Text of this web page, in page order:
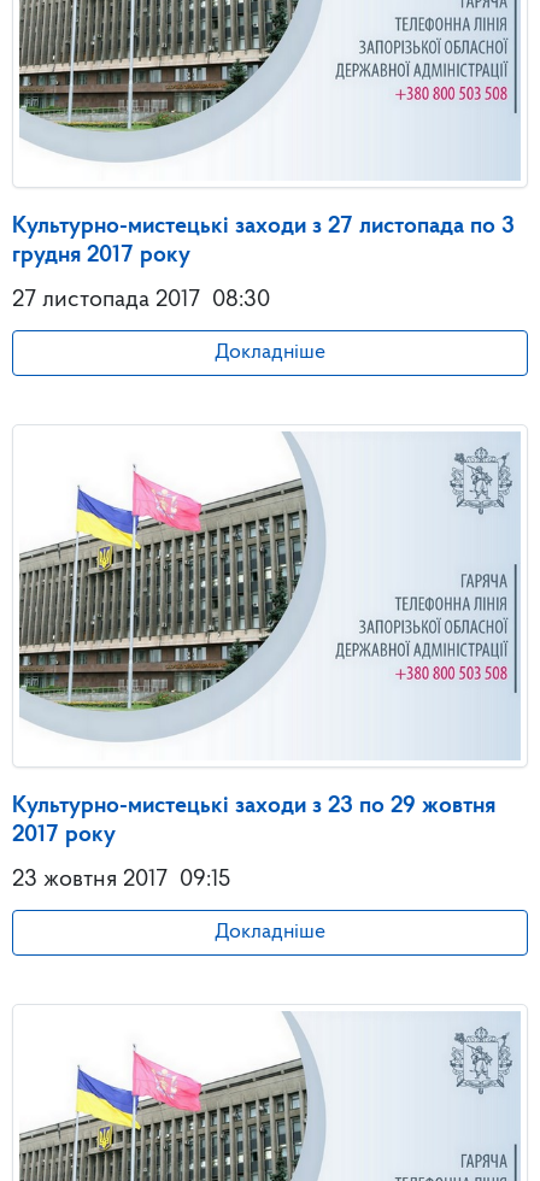
Культурно-мистецькі заходи з 27 листопада по 3
грудня 2017 року
27 листопада 2017 08:30
Докладніше
Культурно-мистецькі заходи з 23 по 29 жовтня
2017 року
23 жовтня 2017 09:15
Докладніше